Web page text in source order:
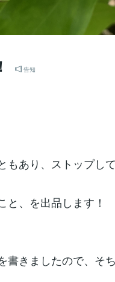
告知
あり、ストップして
と、を出品します！
書きましたので、そ